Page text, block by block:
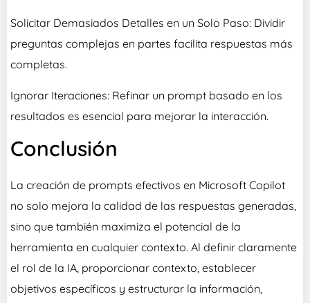
Solicitar Demasiados Detalles en un Solo Paso: Dividir
preguntas complejas en partes facilita respuestas más
completas.
Ignorar Iteraciones: Refinar un prompt basado en los
resultados es esencial para mejorar la interacción.
Conclusión
La creación de prompts efectivos en Microsoft Copilot
no solo mejora la calidad de las respuestas generadas,
sino que también maximiza el potencial de la
herramienta en cualquier contexto. Al definir claramente
el rol de la IA, proporcionar contexto, establecer
objetivos específicos y estructurar la información,